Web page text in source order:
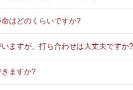
はどのくらいですか?
ますが、打ち合わせは大丈夫ですか?
ますか?